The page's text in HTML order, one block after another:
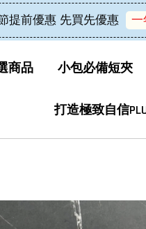
提前優惠 先買先優惠 一
商品 小包必備短夾
打造極致自信